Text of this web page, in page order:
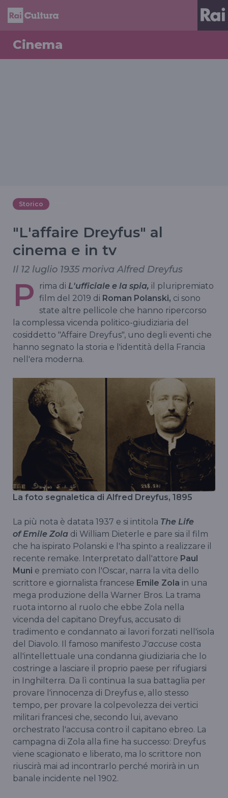
Cinema
Storico
"L'affaire Dreyfus" al
cinema e in tv
Il 12 luglio 1935 moriva Alfred Dreyfus
P rima di L'ufficiale e la spia, il pluripremiato
film del 2019 di Roman Polanski, ci sono
state altre pellicole che hanno ripercorso
la complessa vicenda politico-giudiziaria del
cosiddetto "Affaire Dreyfus", uno degli eventi che
hanno segnato la storia e l'identità della Francia
nell'era moderna.
La foto segnaletica di Alfred Dreyfus, 1895
La più nota è datata 1937 e si intitola The Life
of Emile Zola di William Dieterle e pare sia il film
che ha ispirato Polanski e l'ha spinto a realizzare il
recente remake. Interpretato dall'attore Paul
Muni e premiato con l'Oscar, narra la vita dello
scrittore e giornalista francese Emile Zola in una
mega produzione della Warner Bros. La trama
ruota intorno al ruolo che ebbe Zola nella
vicenda del capitano Dreyfus, accusato di
tradimento e condannato ai lavori forzati nell'isola
del Diavolo. Il famoso manifestoJ'accuse costa
all'intellettuale una condanna giudiziaria che lo
costringe a lasciare il proprio paese per rifugiarsi
in Inghilterra. Da lì continua la sua battaglia per
provare l'innocenza di Dreyfus e, allo stesso
tempo, per provare la colpevolezza dei vertici
militari francesi che, secondo lui, avevano
orchestrato l'accusa contro il capitano ebreo. La
campagna di Zola alla fine ha successo: Dreyfus
viene scagionato e liberato, ma lo scrittore non
riuscirà mai ad incontrarlo perché morirà in un
banale incidente nel 1902.